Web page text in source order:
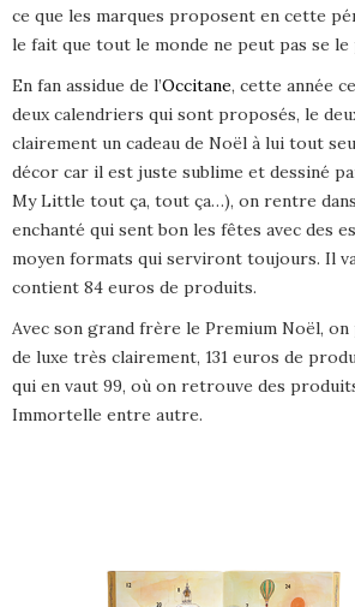
ce que les marques proposent en cette
le fait que tout le monde ne peut pas se
En fan assidue de l’Occitane, cette année
deux calendriers qui sont proposés, le
clairement un cadeau de Noël à lui tout
décor car il est juste sublime et dessiné
My Little tout ça, tout ça…), on rentre
enchanté qui sent bon les fêtes avec des
moyen formats qui serviront toujours. Il
contient 84 euros de produits.
Avec son grand frère le Premium Noël, on
de luxe très clairement, 131 euros de
qui en vaut 99, où on retrouve des
Immortelle entre autre.